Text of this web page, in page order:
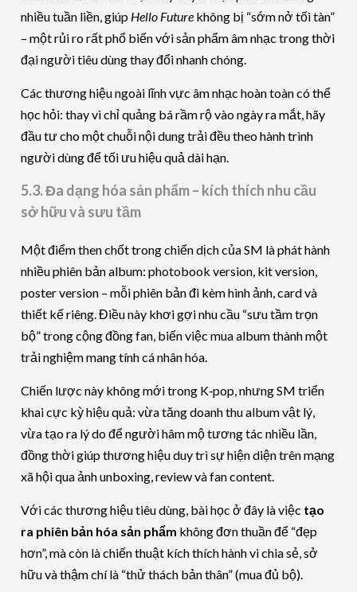
nhiều tuần liền, giúp Hello Future không bị “sớm nở tối tàn”
– một rủi ro rất phổ biến với sản phẩm âm nhạc trong thời
đại người tiêu dùng thay đổi nhanh chóng.
Các thương hiệu ngoài lĩnh vực âm nhạc hoàn toàn có thể
học hỏi: thay vì chỉ quảng bá rầm rộ vào ngày ra mắt, hãy
đầu tư cho một chuỗi nội dung trải đều theo hành trình
người dùng để tối ưu hiệu quả dài hạn.
5.3. Đa dạng hóa sản phẩm – kích thích nhu cầu
sở hữu và sưu tầm
Một điểm then chốt trong chiến dịch của SM là phát hành
nhiều phiên bản album: photobook version, kit version,
poster version – mỗi phiên bản đi kèm hình ảnh, card và
thiết kế riêng. Điều này khơi gợi nhu cầu “sưu tầm trọn
bộ” trong cộng đồng fan, biến việc mua album thành một
trải nghiệm mang tính cá nhân hóa.
Chiến lược này không mới trong K‑pop, nhưng SM triển
khai cực kỳ hiệu quả: vừa tăng doanh thu album vật lý,
vừa tạo ra lý do để người hâm mộ tương tác nhiều lần,
đồng thời giúp thương hiệu duy trì sự hiện diện trên mạng
xã hội qua ảnh unboxing, review và fan content.
Với các thương hiệu tiêu dùng, bài học ở đây là việc tạo
ra phiên bản hóa sản phẩm không đơn thuần để “đẹp
hơn”, mà còn là chiến thuật kích thích hành vi chia sẻ, sở
hữu và thậm chí là “thử thách bản thân” (mua đủ bộ).